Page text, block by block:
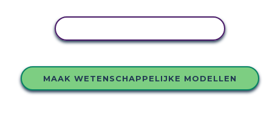
MAAK WETENSCHAPPELIJKE MODELLEN